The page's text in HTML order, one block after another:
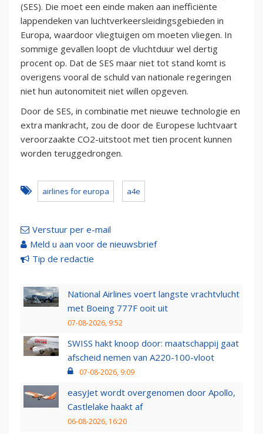
(SES). Die moet een einde maken aan inefficiënte
lappendeken van luchtverkeersleidingsgebieden in
Europa, waardoor vliegtuigen om moeten vliegen. In
sommige gevallen loopt de vluchtduur wel dertig
procent op. Dat de SES maar niet tot stand komt is
overigens vooral de schuld van nationale regeringen
niet hun autonomiteit niet willen opgeven.
Door de SES, in combinatie met nieuwe technologie en
extra mankracht, zou de door de Europese luchtvaart
veroorzaakte CO2-uitstoot met tien procent kunnen
worden teruggedrongen.
airlines for europa a4e
Verstuur per e-mail
Meld u aan voor de nieuwsbrief
Tip de redactie
National Airlines voert langste vrachtvlucht
met Boeing 777F ooit uit
07-08-2026, 9:52
SWISS hakt knoop door: maatschappij gaat
afscheid nemen van A220-100-vloot
07-08-2026, 9:09
easyJet wordt overgenomen door Apollo,
Castlelake haakt af
06-08-2026, 16:20